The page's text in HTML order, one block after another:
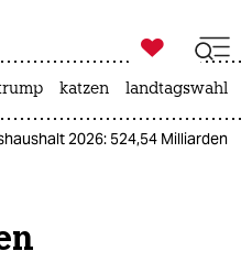

taz zahl ich
katzen landtagswahl
2026: 524,54 Milliarden